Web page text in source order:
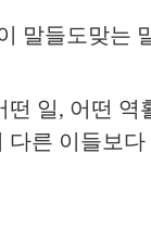
말들도맞는
떤 일, 어떤 역
른 이들보